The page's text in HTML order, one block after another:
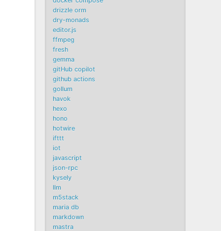
drizzle orm
dry-monads
editor.js
ffmpeg
fresh
gemma
gitHub copilot
github actions
gollum
havok
hexo
hono
hotwire
ifttt
iot
javascript
json-rpc
kysely
llm
m5stack
maria db
markdown
mastra